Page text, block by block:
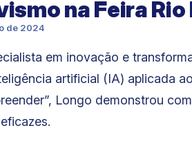
na Feira Rio
de 2024
em inovação e
artificial (IA) aplicada
Longo demonstrou